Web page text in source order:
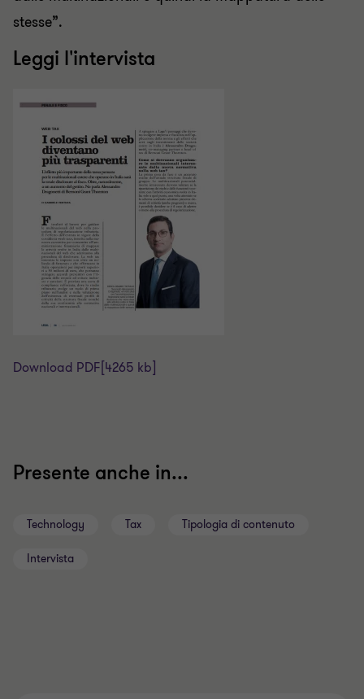
stesse”.
Leggi l'intervista
Download PDF [4265 kb]
Presente anche in...
Technology Tax Tipologia di contenuto
Intervista